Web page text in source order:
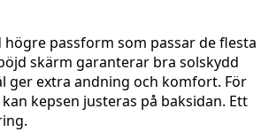
högre passform som passar de flesta
skärm garanterar bra solskydd
ger extra andning och komfort. För
kepsen justeras på baksidan. Ett